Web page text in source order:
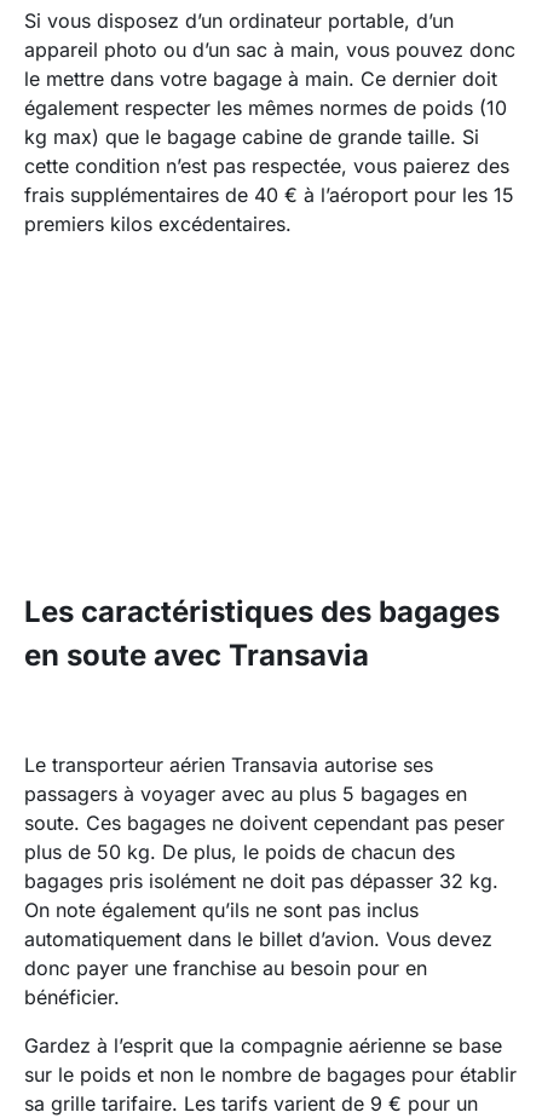
Si vous disposez d’un ordinateur portable, d’un
appareil photo ou d’un sac à main, vous pouvez donc
le mettre dans votre bagage à main. Ce dernier doit
également respecter les mêmes normes de poids (10
kg max) que le bagage cabine de grande taille. Si
cette condition n’est pas respectée, vous paierez des
frais supplémentaires de 40 € à l’aéroport pour les 15
premiers kilos excédentaires.
Les caractéristiques des bagages
en soute avec Transavia
Le transporteur aérien Transavia autorise ses
passagers à voyager avec au plus 5 bagages en
soute. Ces bagages ne doivent cependant pas peser
plus de 50 kg. De plus, le poids de chacun des
bagages pris isolément ne doit pas dépasser 32 kg.
On note également qu’ils ne sont pas inclus
automatiquement dans le billet d’avion. Vous devez
donc payer une franchise au besoin pour en
bénéficier.
Gardez à l’esprit que la compagnie aérienne se base
sur le poids et non le nombre de bagages pour établir
sa grille tarifaire. Les tarifs varient de 9 € pour un